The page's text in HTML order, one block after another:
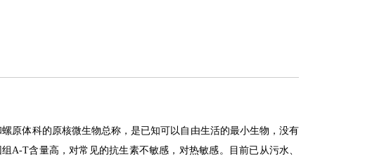
原体科的原核微生物总称，是已知可以自由生活的最小生物，没有
A-T含量高，对常见的抗生素不敏感，对热敏感。目前已从污水、